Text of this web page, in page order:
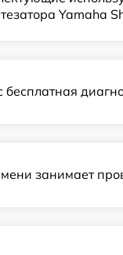
Yamaha
бесплатная
занимает